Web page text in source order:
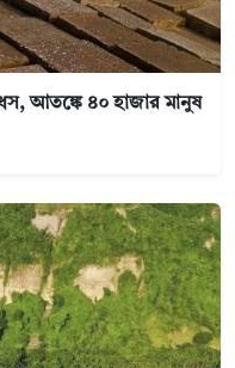
ধস, আতঙ্কে ৪০ হাজার মানুষ